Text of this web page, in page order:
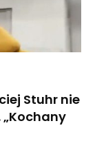
Stuhr nie